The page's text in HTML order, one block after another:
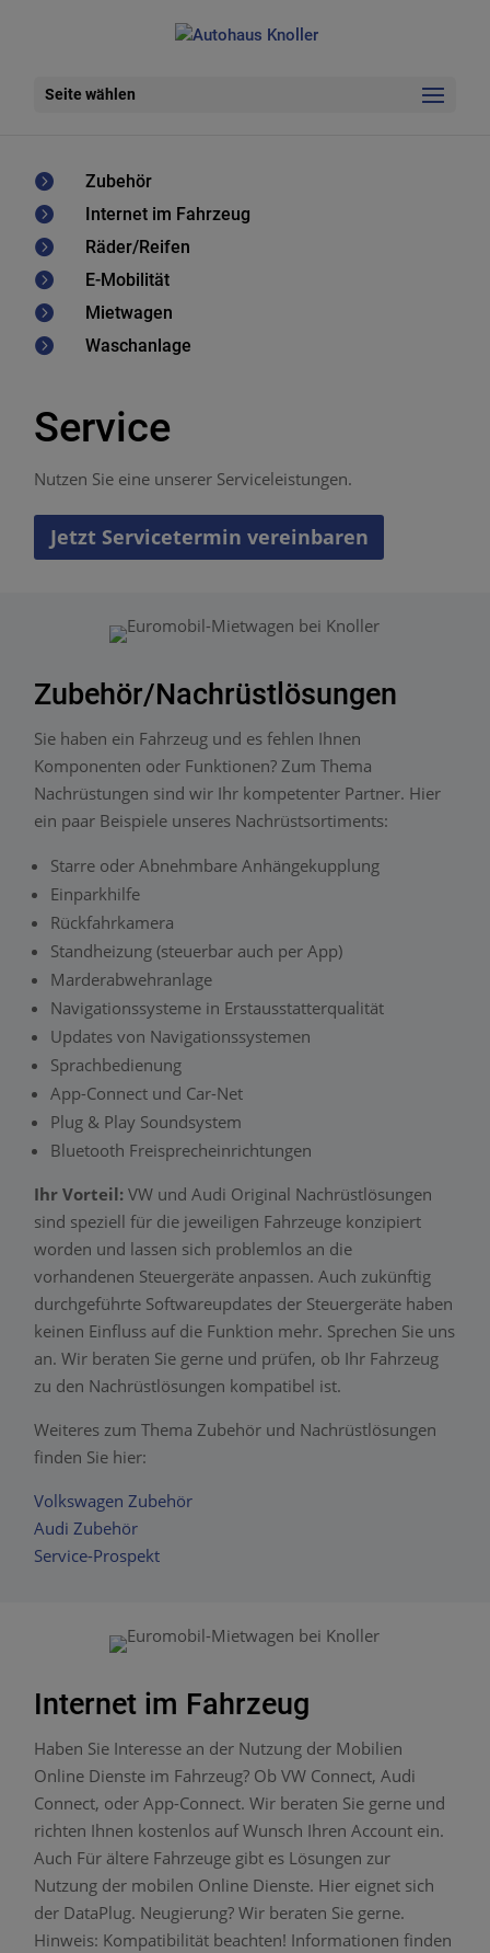
Seite wählen
 Zubehör
 Internet im Fahrzeug
 Räder/Reifen
 E-Mobilität
 Mietwagen
 Waschanlage
Service
Nutzen Sie eine unserer Serviceleistungen.
Jetzt Servicetermin vereinbaren
Zubehör/Nachrüstlösungen
Sie haben ein Fahrzeug und es fehlen Ihnen
Komponenten oder Funktionen? Zum Thema
Nachrüstungen sind wir Ihr kompetenter Partner. Hier
ein paar Beispiele unseres Nachrüstsortiments:
Starre oder Abnehmbare Anhängekupplung
Einparkhilfe
Rückfahrkamera
Standheizung (steuerbar auch per App)
Marderabwehranlage
Navigationssysteme in Erstausstatterqualität
Updates von Navigationssystemen
Sprachbedienung
App-Connect und Car-Net
Plug & Play Soundsystem
Bluetooth Freisprecheinrichtungen
Ihr Vorteil: VW und Audi Original Nachrüstlösungen
sind speziell für die jeweiligen Fahrzeuge konzipiert
worden und lassen sich problemlos an die
vorhandenen Steuergeräte anpassen. Auch zukünftig
durchgeführte Softwareupdates der Steuergeräte haben
keinen Einfluss auf die Funktion mehr. Sprechen Sie uns
an. Wir beraten Sie gerne und prüfen, ob Ihr Fahrzeug
zu den Nachrüstlösungen kompatibel ist.
Weiteres zum Thema Zubehör und Nachrüstlösungen
finden Sie hier:
Volkswagen Zubehör
Audi Zubehör
Service-Prospekt
Internet im Fahrzeug
Haben Sie Interesse an der Nutzung der Mobilien
Online Dienste im Fahrzeug? Ob VW Connect, Audi
Connect, oder App-Connect. Wir beraten Sie gerne und
richten Ihnen kostenlos auf Wunsch Ihren Account ein.
Auch Für ältere Fahrzeuge gibt es Lösungen zur
Nutzung der mobilen Online Dienste. Hier eignet sich
der DataPlug. Neugierung? Wir beraten Sie gerne.
Hinweis: Kompatibilität beachten! Informationen finden